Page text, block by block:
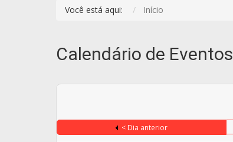
Você está aqui: Início
Calendário de Eventos
< Dia anterior